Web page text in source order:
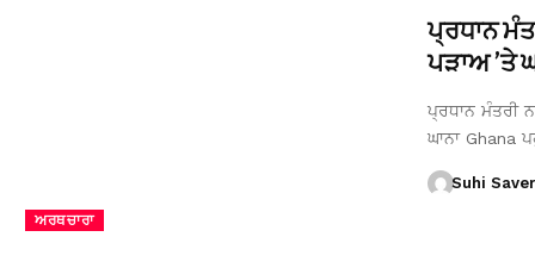
ਅਰਥਚਾਰਾ
ਪ੍ਰਧਾਨ
ਪੜਾਅ ’ਤੇ
ਪ੍ਰਧਾਨ ਮੰਤਰੀ
ਘਾਨਾ Ghana
Suhi Saver